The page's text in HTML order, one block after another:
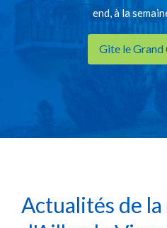
end, à la
Gite le
Actualités de